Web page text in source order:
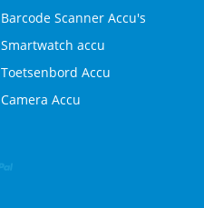
Barcode Scanner Accu's
Smartwatch accu
Toetsenbord Accu
Camera Accu